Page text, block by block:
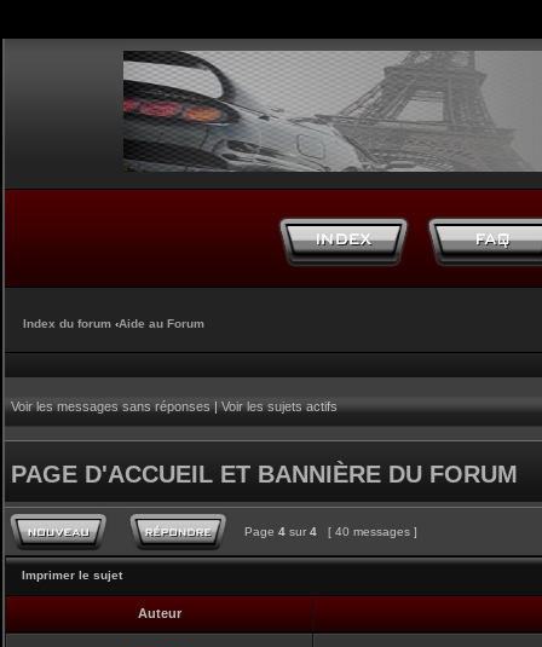
Index du forum ‹Aide au Forum
Voir les messages sans réponses|Voir les sujets actifs
PAGE D'ACCUEIL ET BANNIÈRE DU FORUM
Page 4 sur 4 [ 40 messages ]
Imprimer le sujet
Auteur